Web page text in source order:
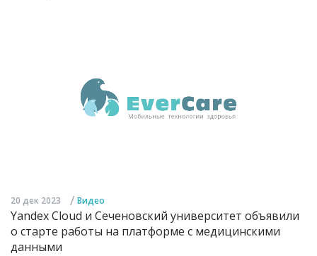
20 дек 2023 / Видео
Yandex Cloud и Сеченовский университет объявили
о старте работы на платформе с медицинскими
данными